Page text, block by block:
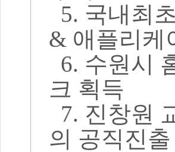
5. 국내최
& 애플리케
6. 수원시
크 획득
7. 진창원
의 공직진